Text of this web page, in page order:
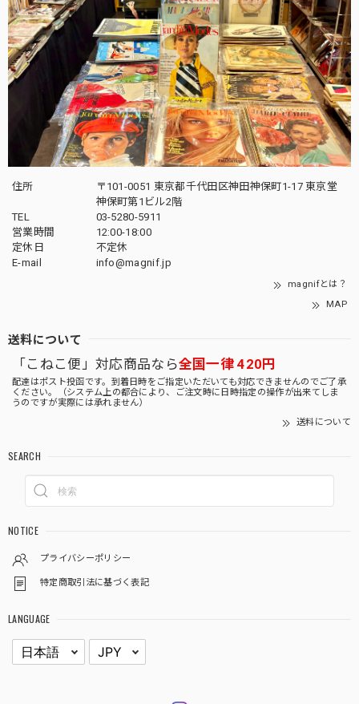
住所
〒101-0051 東京都千代田区神田神保町1-17 東京堂
神保町第1ビル2階
TEL
03-5280-5911
営業時間
12:00-18:00
定休日
不定休
E-mail
info@magnif.jp
magnifとは？
MAP
送料について
「こねこ便」対応商品なら全国一律 420円
配達はポスト投函です。到着日時をご指定いただいても対応できませんのでご了承
ください。（システム上の都合により、ご注文時に日時指定の操作が出来てしま
うのですが実際には承れません）
送料について
SEARCH
NOTICE
プライバシーポリシー
特定商取引法に基づく表記
LANGUAGE